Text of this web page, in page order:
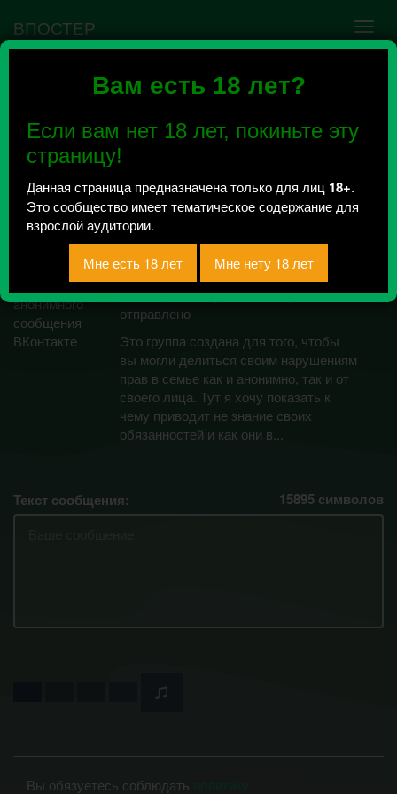
Вам есть 18 лет?
Если вам нет 18 лет, покиньте эту
страницу!
Данная страница предназначена только для лиц 18+.
Это сообщество имеет тематическое содержание для
взрослой аудитории.
ВПОСТЕР
Ошибка VK API #5
сообщества нужно авторизоваться на сервисе
повторно.
Помощь при
нарушении прав
ребенка в семье
Всего 3, за сегодня 0 сообщений
отправлено
Это группа создана для того, чтобы
вы могли делиться своим нарушениям
прав в семье как и анонимно, так и от
своего лица. Тут я хочу показать к
чему приводит не знание своих
обязанностей и как они в...
Текст сообщения: 15895 символов
Вы обязуетесь соблюдать